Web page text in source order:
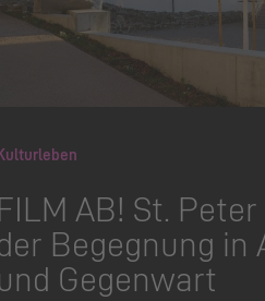
FILM AB! St. Peter
Begegnung in
Gegenwart